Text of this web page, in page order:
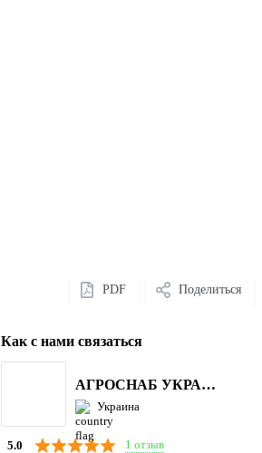
PDF Поделиться
Как с нами связаться
АГРОСНАБ УКРАЇНА
Украина
5.0 1 отзыв